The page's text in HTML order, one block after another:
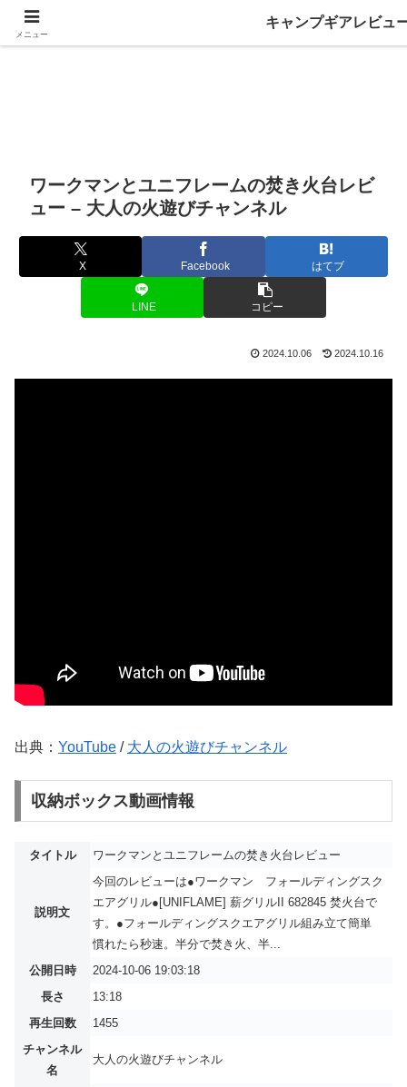
ワークマンとユニフレームの焚き火台レビ
ュー – 大人の火遊びチャンネル
X Facebook はてブ
LINE コピー
2024.10.06 2024.10.16
出典： YouTube / 大人の火遊びチャンネル
収納ボックス動画情報
タイトル ワークマンとユニフレームの焚き火台レビュー
説明文
今回のレビューは●ワークマン フォールディングスク
エアグリル●[UNIFLAME] 薪グリルII 682845 焚火台で
す。●フォールディングスクエアグリル組み立て簡単
慣れたら秒速。半分で焚き火、半...
公開日時
2024-10-06 19:03:18
長さ
13:18
再生回数
1455
チャンネル
名
大人の火遊びチャンネル
メニュー
キャンプギアレビュ